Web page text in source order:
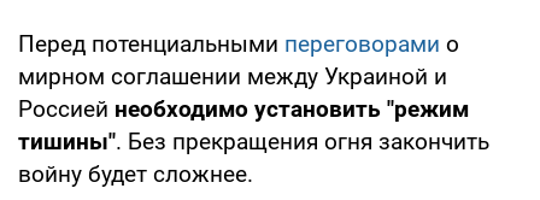
Перед потенциальными переговорами о
мирном соглашении между Украиной и
Россией необходимо установить "режим
тишины". Без прекращения огня закончить
войну будет сложнее.